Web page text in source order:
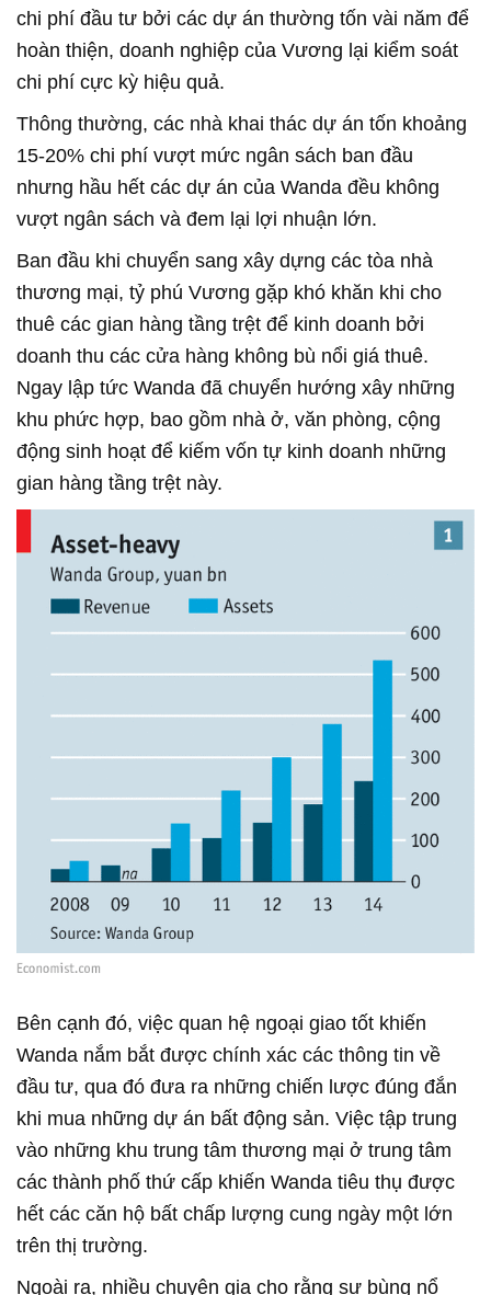
chi phí đầu tư bởi các dự án thường tốn vài năm để
hoàn thiện, doanh nghiệp của Vương lại kiểm soát
chi phí cực kỳ hiệu quả.
Thông thường, các nhà khai thác dự án tốn khoảng
15-20% chi phí vượt mức ngân sách ban đầu
nhưng hầu hết các dự án của Wanda đều không
vượt ngân sách và đem lại lợi nhuận lớn.
Ban đầu khi chuyển sang xây dựng các tòa nhà
thương mại, tỷ phú Vương gặp khó khăn khi cho
thuê các gian hàng tầng trệt để kinh doanh bởi
doanh thu các cửa hàng không bù nổi giá thuê.
Ngay lập tức Wanda đã chuyển hướng xây những
khu phức hợp, bao gồm nhà ở, văn phòng, cộng
động sinh hoạt để kiếm vốn tự kinh doanh những
gian hàng tầng trệt này.
Bên cạnh đó, việc quan hệ ngoại giao tốt khiến
Wanda nắm bắt được chính xác các thông tin về
đầu tư, qua đó đưa ra những chiến lược đúng đắn
khi mua những dự án bất động sản. Việc tập trung
vào những khu trung tâm thương mại ở trung tâm
các thành phố thứ cấp khiến Wanda tiêu thụ được
hết các căn hộ bất chấp lượng cung ngày một lớn
trên thị trường.
Ngoài ra, nhiều chuyên gia cho rằng sự bùng nổ